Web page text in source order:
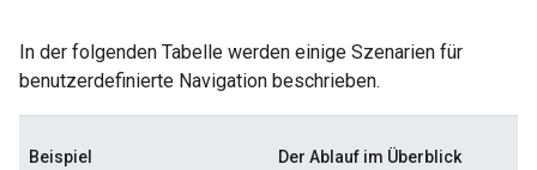
In der folgenden Tabelle werden einige Szenarien für
benutzerdefinierte Navigation beschrieben.
Beispiel Der Ablauf im Überblick